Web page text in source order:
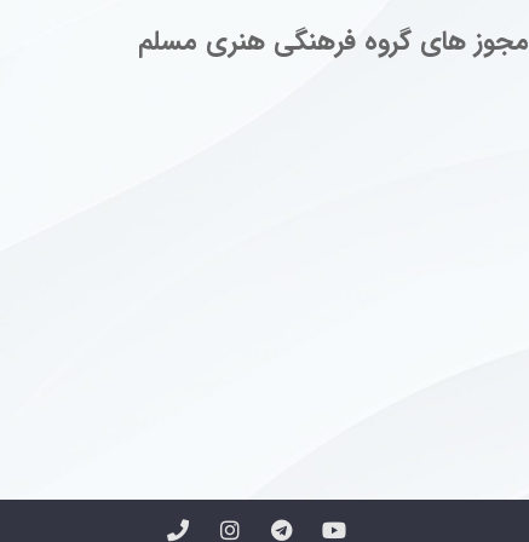
مجوز های گروه فرهنگی هنری مسلم